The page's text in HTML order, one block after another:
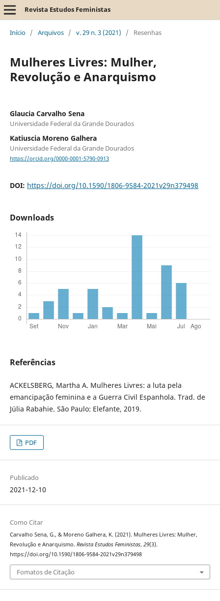
Revista Estudos Feministas
Início / Arquivos / v. 29 n. 3 (2021) / Resenhas
Mulheres Livres: Mulher,
Revolução e Anarquismo
Glaucia Carvalho Sena
Universidade Federal da Grande Dourados
Katiuscia Moreno Galhera
Universidade Federal da Grande Dourados
https://orcid.org/0000-0001-5790-0913
DOI: https://doi.org/10.1590/1806-9584-2021v29n379498
Downloads
Referências
ACKELSBERG, Martha A. Mulheres Livres: a luta pela
emancipação feminina e a Guerra Civil Espanhola. Trad. de
Júlia Rabahie. São Paulo: Elefante, 2019.
PDF
Publicado
2021-12-10
Como Citar
Carvalho Sena, G., & Moreno Galhera, K. (2021). Mulheres Livres: Mulher,
Revolução e Anarquismo. Revista Estudos Feministas, 29(3).
https://doi.org/10.1590/1806-9584-2021v29n379498
Fomatos de Citação